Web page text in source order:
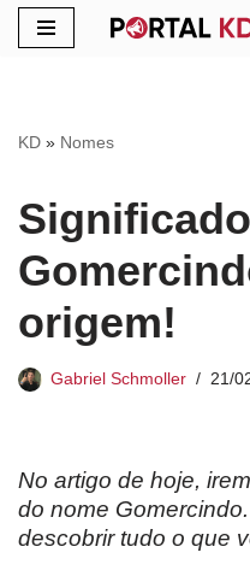
conteúdo
KD » Nomes
origem!
Gabriel Schmoller 21/
No artigo de hoje,
do nome
descobrir tudo o que